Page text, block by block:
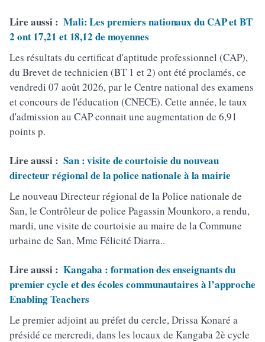
Lire aussi : Mali: Les premiers nationaux du CAP et BT
2 ont 17,21 et 18,12 de moyennes
Les résultats du certificat d'aptitude professionnel (CAP),
du Brevet de technicien (BT 1 et 2) ont été proclamés, ce
vendredi 07 août 2026, par le Centre national des examens
et concours de l'éducation (CNECE). Cette année, le taux
d'admission au CAP connait une augmentation de 6,91
points p.
Lire aussi : San : visite de courtoisie du nouveau
directeur régional de la police nationale à la mairie
Le nouveau Directeur régional de la Police nationale de
San, le Contrôleur de police Pagassin Mounkoro, a rendu,
mardi, une visite de courtoisie au maire de la Commune
urbaine de San, Mme Félicité Diarra..
Lire aussi : Kangaba : formation des enseignants du
premier cycle et des écoles communautaires à l’approche
Enabling Teachers
Le premier adjoint au préfet du cercle, Drissa Konaré a
présidé ce mercredi, dans les locaux de Kangaba 2è cycle